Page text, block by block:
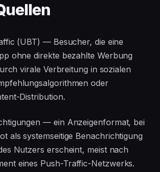
(UBT) — Besucher, die eine
ohne direkte bezahlte Werbung
virale Verbreitung in sozialen
oder
Distribution.
— ein Anzeigenformat, bei
als systemseitige Benachrichtigung
Nutzers erscheint, meist nach
eines Push-Traffic-Netzwerks.